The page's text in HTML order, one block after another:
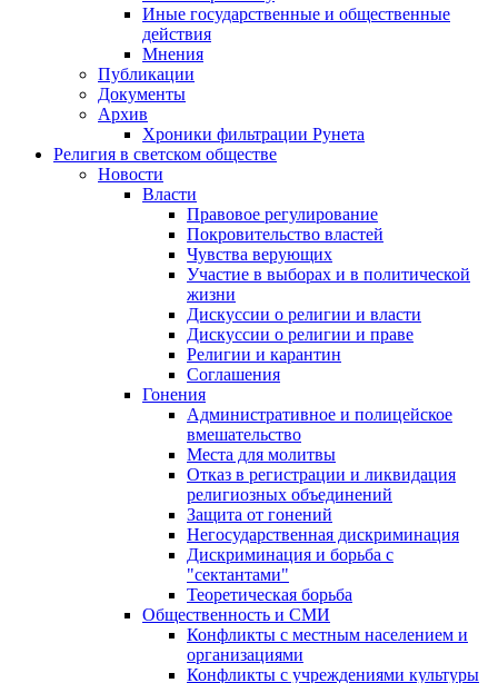
Иные государственные и общественные
действия
Мнения
Публикации
Документы
Архив
Хроники фильтрации Рунета
Религия в светском обществе
Новости
Власти
Правовое регулирование
Покровительство властей
Чувства верующих
Участие в выборах и в политической
жизни
Дискуссии о религии и власти
Дискуссии о религии и праве
Религии и карантин
Соглашения
Гонения
Административное и полицейское
вмешательство
Места для молитвы
Отказ в регистрации и ликвидация
религиозных объединений
Защита от гонений
Негосударственная дискриминация
Дискриминация и борьба с
"сектантами"
Теоретическая борьба
Общественность и СМИ
Конфликты с местным населением и
организациями
Конфликты с учреждениями культуры